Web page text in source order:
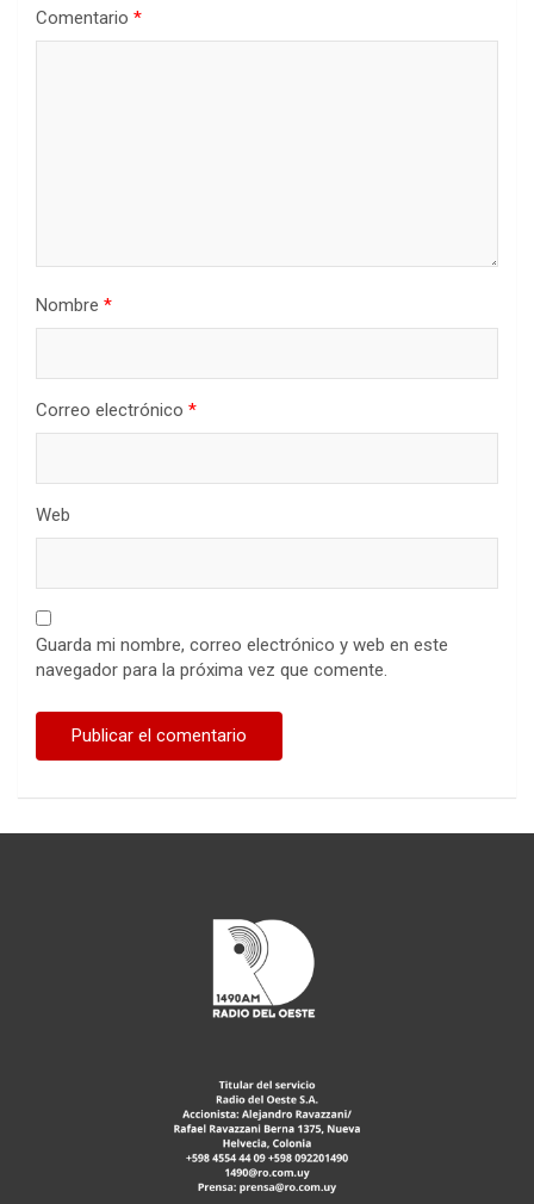
Comentario *
Nombre *
Correo electrónico *
Web
Guarda mi nombre, correo electrónico y web en este
navegador para la próxima vez que comente.